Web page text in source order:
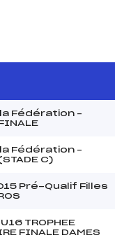
Fédération –
Fédération –
C)
Pré-Qualif Filles
TROPHEE
FINALE DAMES